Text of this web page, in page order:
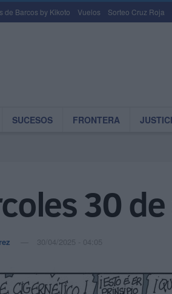
de Barcos by Kikoto Vuelos Sorteo Cruz Roja
SUCESOS FRONTERA
30
30/04/2025 - 04:05